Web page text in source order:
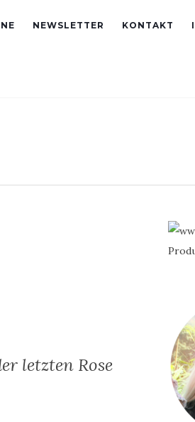
NEWSLETTER KONTAKT
letzten Rose